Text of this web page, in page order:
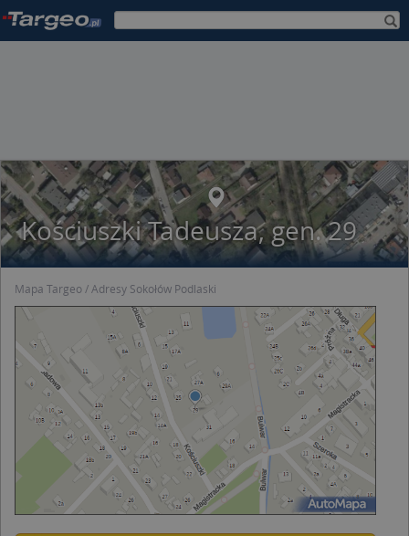
Kościuszki Tadeusza, gen. 29
Mapa Targeo Adresy Sokołów Podlaski